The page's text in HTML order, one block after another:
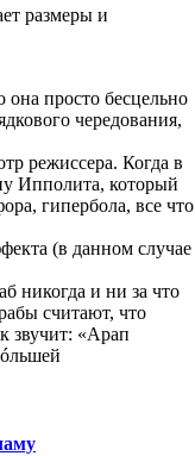
размеры и
просто бесцельно
чередования,
режиссера. Когда в
Ипполита, который
гипербола, все что
(в данном случае
никогда и ни за что
считают, что
звучит: «Арап